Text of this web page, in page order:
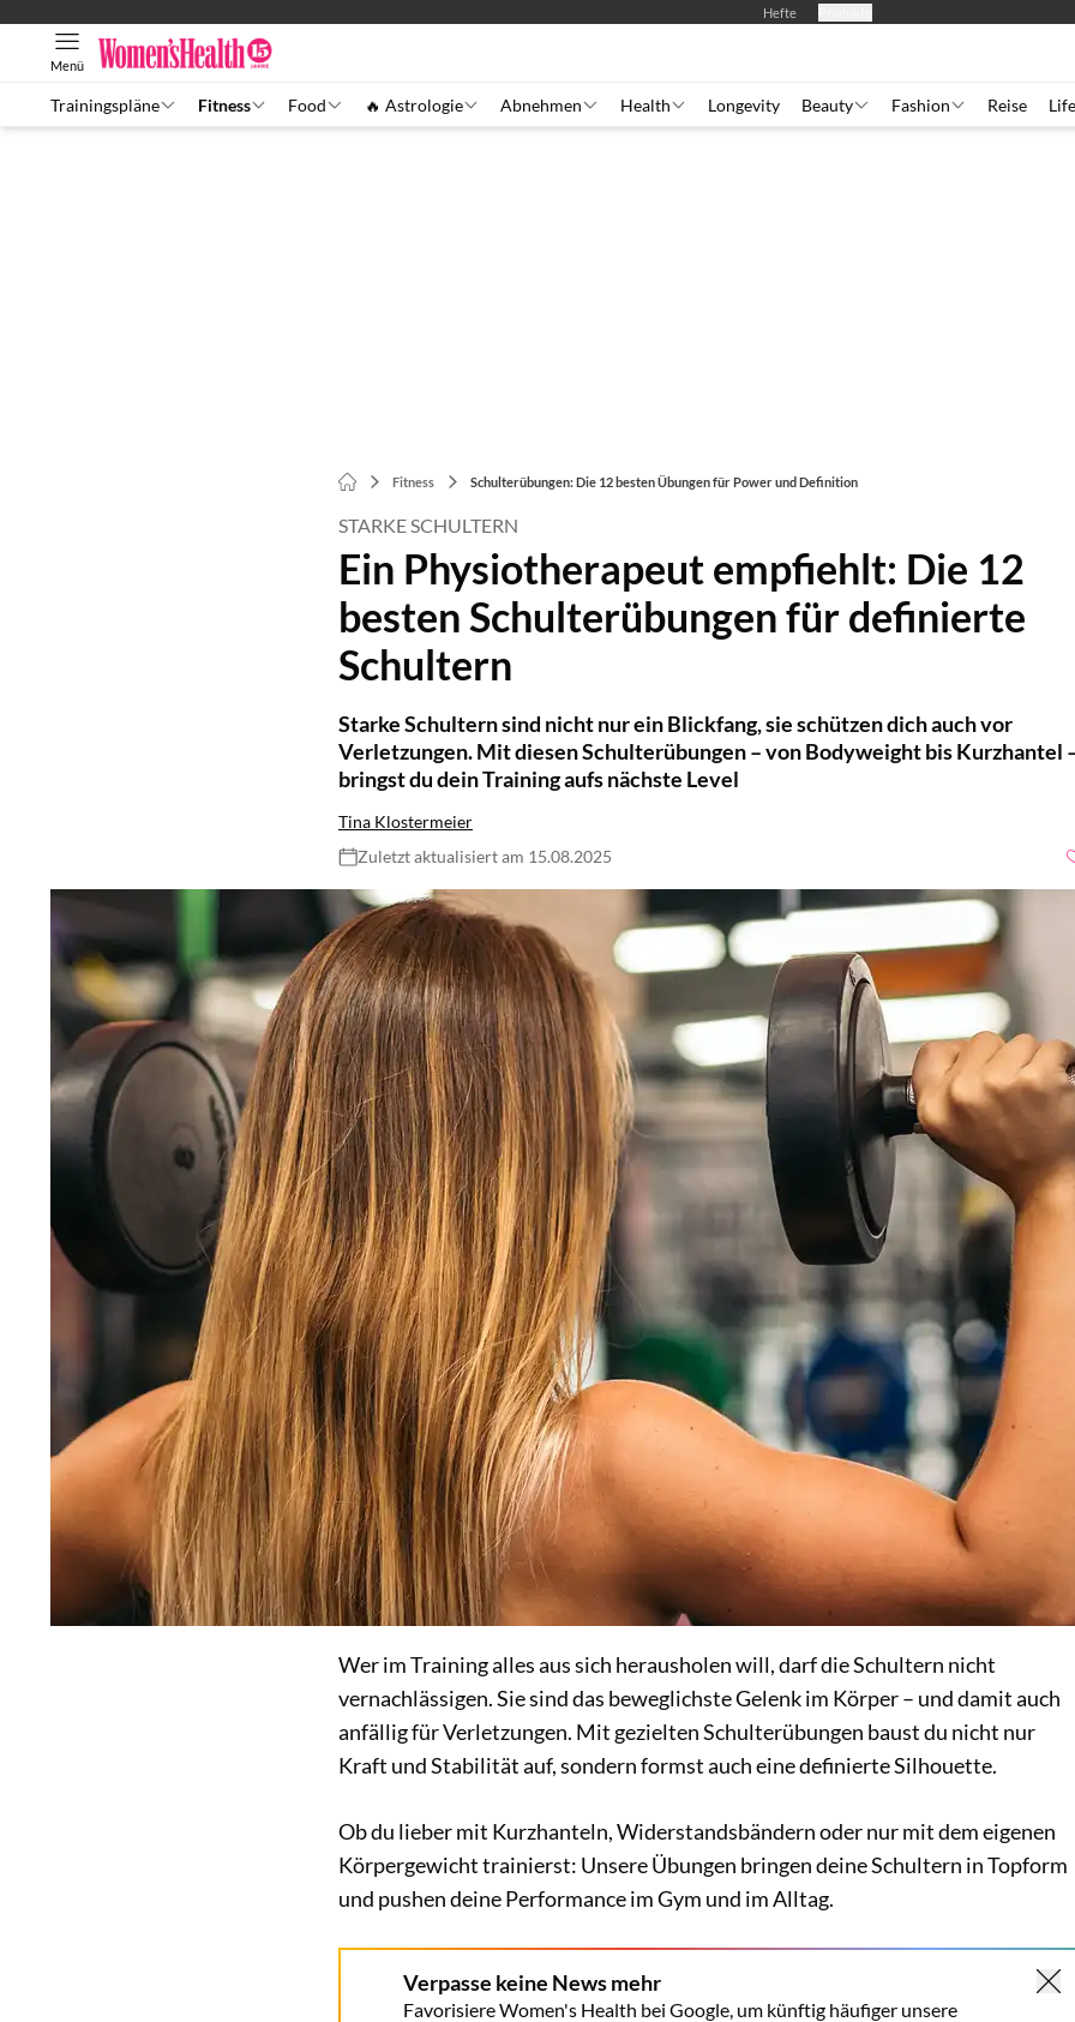
Hefte
Menü
Trainingspläne Fitness Food 🔥 Astrologie Abnehmen Health Longevity Beauty Fashion Reise Life
Fitness Schulterübungen: Die 12 besten Übungen für Power und Definition
STARKE SCHULTERN
Ein Physiotherapeut empfiehlt: Die 12
besten Schulterübungen für definierte
Schultern
Starke Schultern sind nicht nur ein Blickfang, sie schützen dich auch vor
Verletzungen. Mit diesen Schulterübungen – von Bodyweight bis Kurzhantel
bringst du dein Training aufs nächste Level
Tina Klostermeier
Zuletzt aktualisiert am 15.08.2025
Wer im Training alles aus sich herausholen will, darf die Schultern nicht
vernachlässigen. Sie sind das beweglichste Gelenk im Körper – und damit auch
anfällig für Verletzungen. Mit gezielten Schulterübungen baust du nicht nur
Kraft und Stabilität auf, sondern formst auch eine definierte Silhouette.
Ob du lieber mit Kurzhanteln, Widerstandsbändern oder nur mit dem eigenen
Körpergewicht trainierst: Unsere Übungen bringen deine Schultern in Topform
und pushen deine Performance im Gym und im Alltag.
Verpasse keine News mehr
Favorisiere Women's Health bei Google, um künftig häufiger unsere